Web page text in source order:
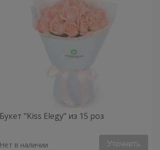
Букет "Kiss Elegy" из 15 роз
Нет в наличии Уточнить